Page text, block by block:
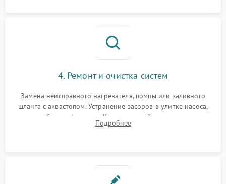
4. Ремонт и очистка систем
Замена неисправного нагревателя, помпы или заливного
шланга с аквастопом. Устранение засоров в улитке насоса,
патрубках и фильтрах. Компонентный ремонт платы
управления, восстановление поврежденной проводки.
Подробнее